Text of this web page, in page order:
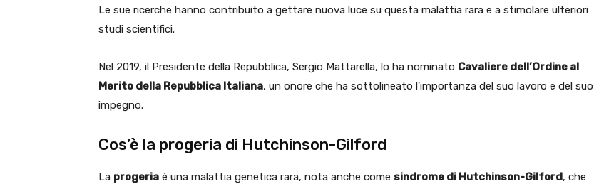
Le sue ricerche hanno contribuito a gettare nuova luce su questa malattia rara e a stimolare ulteriori
studi scientifici.
Nel 2019, il Presidente della Repubblica, Sergio Mattarella, lo ha nominato Cavaliere dell’Ordine al
Merito della Repubblica Italiana, un onore che ha sottolineato l’importanza del suo lavoro e del suo
impegno.
Cos’è la progeria di Hutchinson-Gilford
La progeria è una malattia genetica rara, nota anche come sindrome di Hutchinson-Gilford, che